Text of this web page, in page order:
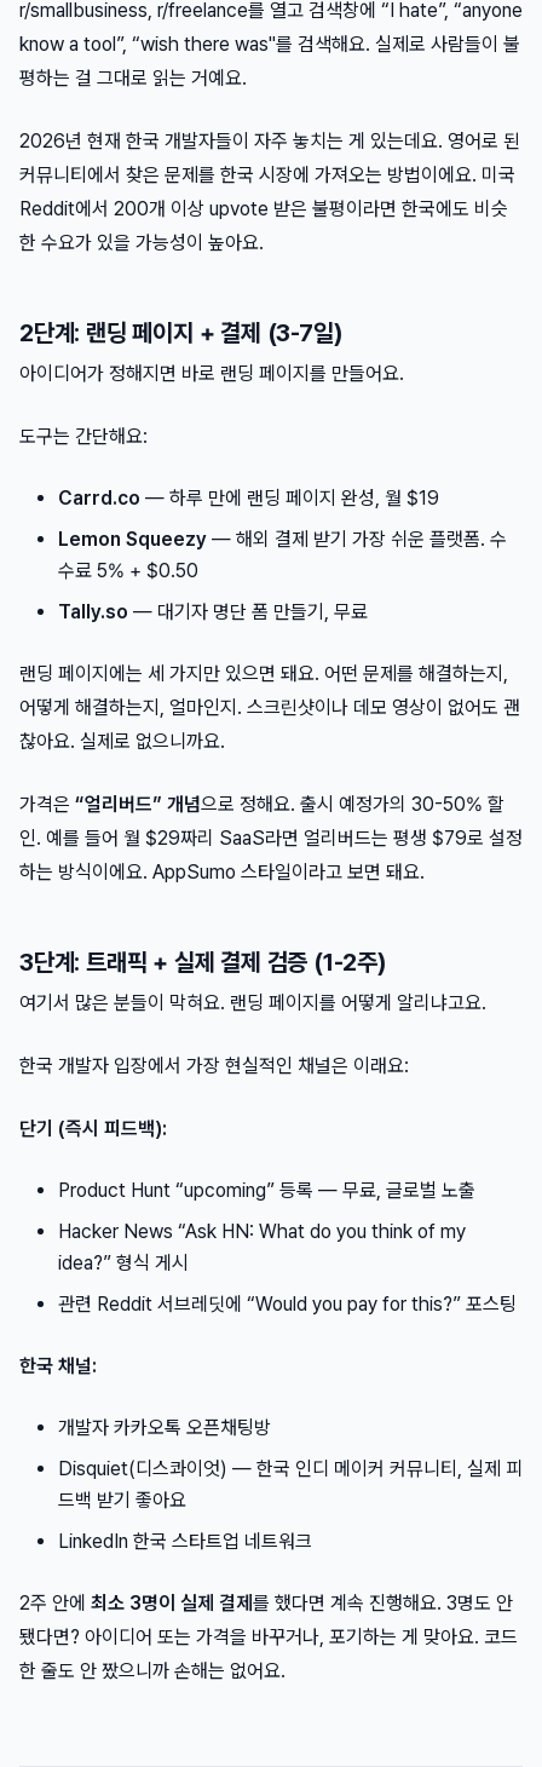
r/smallbusiness, r/freelance를 열고 검색창에 “I hate”, “anyone
know a tool”, “wish there was"를 검색해요. 실제로 사람들이 불
평하는 걸 그대로 읽는 거예요.
2026년 현재 한국 개발자들이 자주 놓치는 게 있는데요. 영어로 된
커뮤니티에서 찾은 문제를 한국 시장에 가져오는 방법이에요. 미국
Reddit에서 200개 이상 upvote 받은 불평이라면 한국에도 비슷
한 수요가 있을 가능성이 높아요.
2단계: 랜딩 페이지 + 결제 (3-7일)
아이디어가 정해지면 바로 랜딩 페이지를 만들어요.
도구는 간단해요:
Carrd.co — 하루 만에 랜딩 페이지 완성, 월 $19
Lemon Squeezy — 해외 결제 받기 가장 쉬운 플랫폼. 수
수료 5% + $0.50
Tally.so — 대기자 명단 폼 만들기, 무료
랜딩 페이지에는 세 가지만 있으면 돼요. 어떤 문제를 해결하는지,
어떻게 해결하는지, 얼마인지. 스크린샷이나 데모 영상이 없어도 괜
찮아요. 실제로 없으니까요.
가격은 “얼리버드” 개념으로 정해요. 출시 예정가의 30-50% 할
인. 예를 들어 월 $29짜리 SaaS라면 얼리버드는 평생 $79로 설정
하는 방식이에요. AppSumo 스타일이라고 보면 돼요.
3단계: 트래픽 + 실제 결제 검증 (1-2주)
여기서 많은 분들이 막혀요. 랜딩 페이지를 어떻게 알리냐고요.
한국 개발자 입장에서 가장 현실적인 채널은 이래요:
단기 (즉시 피드백):
Product Hunt “upcoming” 등록 — 무료, 글로벌 노출
Hacker News “Ask HN: What do you think of my
idea?” 형식 게시
관련 Reddit 서브레딧에 “Would you pay for this?” 포스팅
한국 채널:
개발자 카카오톡 오픈채팅방
Disquiet(디스콰이엇) — 한국 인디 메이커 커뮤니티, 실제 피
드백 받기 좋아요
LinkedIn 한국 스타트업 네트워크
2주 안에 최소 3명이 실제 결제 를 했다면 계속 진행해요. 3명도 안
됐다면? 아이디어 또는 가격을 바꾸거나, 포기하는 게 맞아요. 코드
한 줄도 안 짰으니까 손해는 없어요.